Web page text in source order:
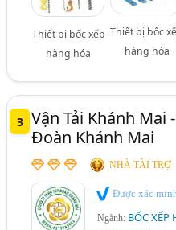
Thiết bị bốc xếp
hàng hóa
Thiết bị bốc
hàng hóa
3 Vận Tải Khánh Mai
Đoàn Khánh Mai
NHÀ TÀI TRỢ
Được xác
Ngành: BỐC XẾP